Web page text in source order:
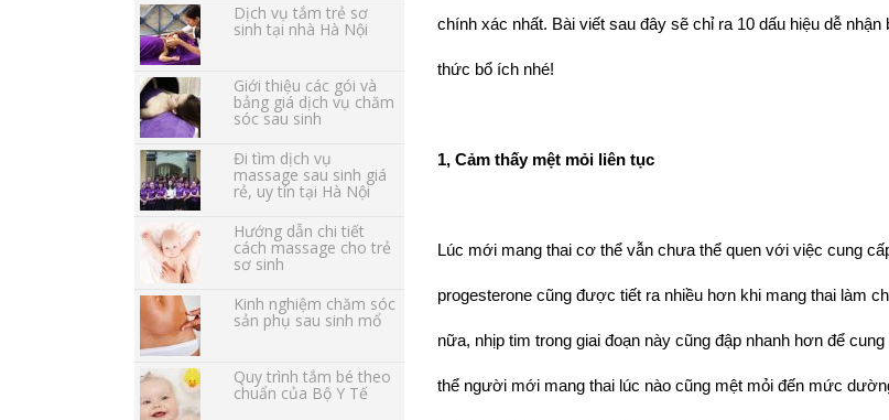
Dịch vụ tắm trẻ sơ
sinh tại nhà Hà Nội
Giới thiệu các gói và
bảng giá dịch vụ chăm
sóc sau sinh
Đi tìm dịch vụ
massage sau sinh giá
rẻ, uy tín tại Hà Nội
Hướng dẫn chi tiết
cách massage cho trẻ
sơ sinh
Kinh nghiệm chăm sóc
sản phụ sau sinh mổ
Quy trình tắm bé theo
chuẩn của Bộ Y Tế
chính xác nhất. Bài viết sau đây sẽ chỉ ra 10 dấu hiệu dễ
thức bổ ích nhé!
1, Cảm thấy mệt mỏi liên tục
Lúc mới mang thai cơ thể vẫn chưa thể quen với việc cung
progesterone cũng được tiết ra nhiều hơn khi mang thai làm
nữa, nhịp tim trong giai đoạn này cũng đập nhanh hơn để
thể người mới mang thai lúc nào cũng mệt mỏi đến mức